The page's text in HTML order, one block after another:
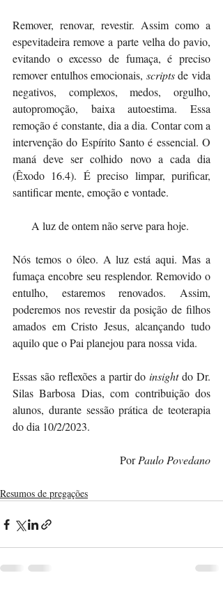
Remover, renovar, revestir. Assim como a
espevitadeira remove a parte velha do pavio,
evitando o excesso de fumaça, é preciso
remover entulhos emocionais, scripts de vida
negativos, complexos, medos, orgulho,
autopromoção, baixa autoestima. Essa
remoção é constante, dia a dia. Contar com a
intervenção do Espírito Santo é essencial. O
maná deve ser colhido novo a cada dia
(Êxodo 16.4). É preciso limpar, purificar,
santificar mente, emoção e vontade.
A luz de ontem não serve para hoje.
Nós temos o óleo. A luz está aqui. Mas a
fumaça encobre seu resplendor. Removido o
entulho, estaremos renovados. Assim,
poderemos nos revestir da posição de filhos
amados em Cristo Jesus, alcançando tudo
aquilo que o Pai planejou para nossa vida.
Essas são reflexões a partir do insight do Dr.
Silas Barbosa Dias, com contribuição dos
alunos, durante sessão prática de teoterapia
do dia 10/2/2023.
Por Paulo Povedano
Resumos de pregações